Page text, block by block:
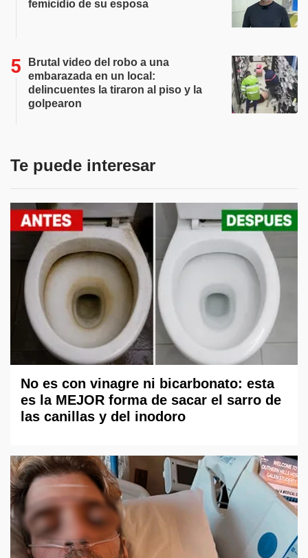
femicidio de su esposa
Brutal video del robo a una
embarazada en un local:
delincuentes la tiraron al piso y la
golpearon
Te puede interesar
No es con vinagre ni bicarbonato: esta
es la MEJOR forma de sacar el sarro de
las canillas y del inodoro